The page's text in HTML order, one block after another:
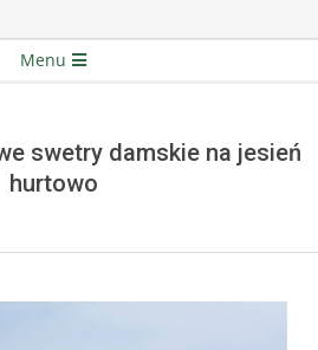
Menu
swetry damskie na jesień
hurtowo